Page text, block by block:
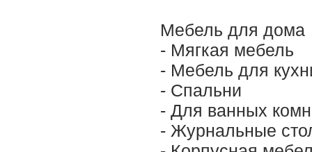
Мебель для дома
- Мягкая мебель
- Мебель для
- Спальни
- Для ванных
- Журнальные